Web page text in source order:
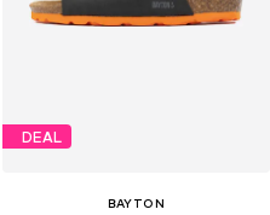
DEAL
BAYTON